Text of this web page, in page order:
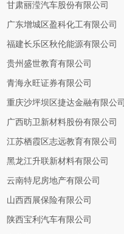
甘肃丽滢汽车股份有限公司
广东增城区盈科化工有限公司
福建长乐区秋伦能源有限公司
贵州盛世教育有限公司
青海永旺证券有限公司
重庆沙坪坝区捷达金融有限公司
广西昉卫新材料股份有限公司
江苏栖霞区志远教育有限公司
黑龙江升联新材料有限公司
云南特尼房地产有限公司
山西西展保险有限公司
陕西宝利汽车有限公司